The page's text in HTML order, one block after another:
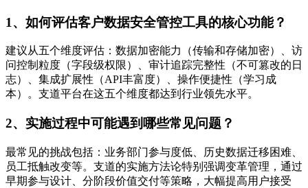
1、如何评估客户数据安全管控工具的核心功能？
建议从五个维度评估：数据加密能力（传输和存储加密）、访
问控制粒度（字段级权限）、审计追踪完整性（不可篡改的日
志）、集成扩展性（API丰富度）、操作便捷性（学习成
本）。支道平台在这五个维度都达到行业领先水平。
2、实施过程中可能遇到哪些常见问题？
最常见的挑战包括：业务部门参与度低、历史数据迁移困难、
员工抵触改变等。支道的实施方法论特别强调变革管理，通过
早期参与设计、分阶段价值交付等策略，大幅提高用户接受